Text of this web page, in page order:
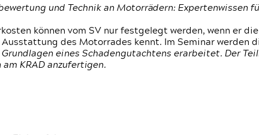
und Technik an Motorrädern: Expertenwissen
können vom SV nur festgelegt werden, wenn er
des Motorrades kennt. Im Seminar werden
eines Schadengutachtens erarbeitet. Der
KRAD anzufertigen.